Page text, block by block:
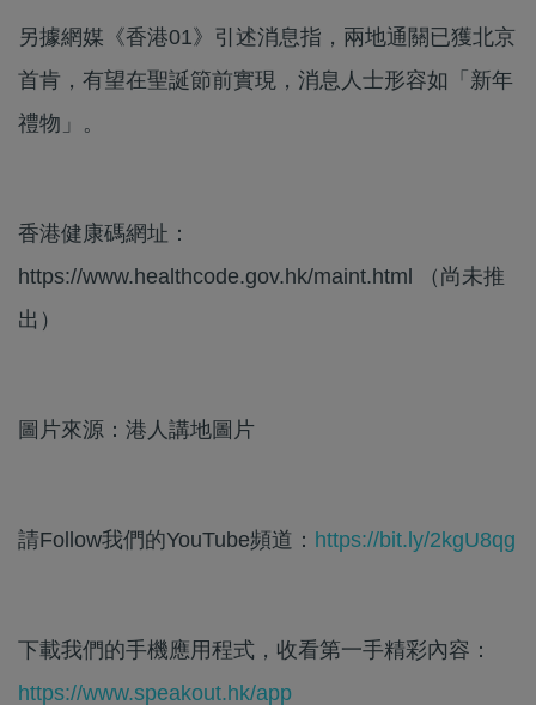
另據網媒《香港01》引述消息指，兩地通關已獲北京
首肯，有望在聖誕節前實現，消息人士形容如「新年
禮物」。
香港健康碼網址：
https://www.healthcode.gov.hk/maint.html （尚未推
出）
圖片來源：港人講地圖片
請Follow我們的YouTube頻道： https://bit.ly/2kgU8qg
下載我們的手機應用程式，收看第一手精彩內容：
https://www.speakout.hk/app